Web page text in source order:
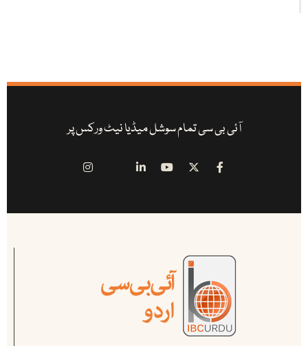
آئی بی سی تمام سوشل میڈیا نیٹ ورکس پر